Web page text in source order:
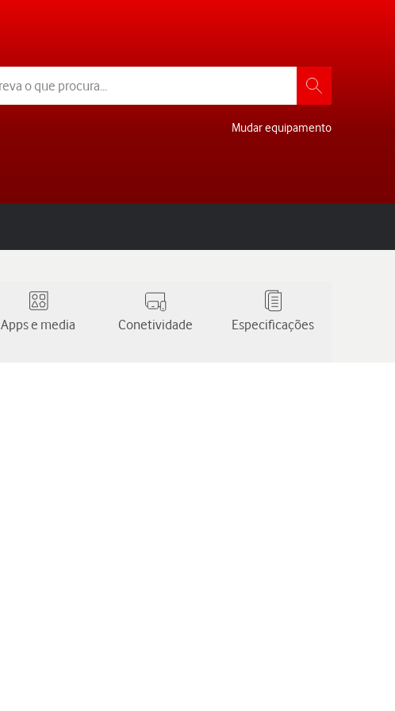
Mudar equipamento
Apps e media Conetividade Especificações